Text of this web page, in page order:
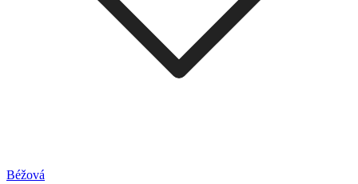
Béžová